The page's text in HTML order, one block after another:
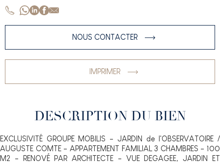
NOUS CONTACTER
IMPRIMER
DESCRIPTION DU BIEN
EXCLUSIVITÉ GROUPE MOBILIS - JARDIN de l'OBSERVATOIRE /
AUGUSTE COMTE - APPARTEMENT FAMILIAL 3 CHAMBRES - 100
M2 - RENOVÉ PAR ARCHITECTE - VUE DEGAGEE, JARDIN ET